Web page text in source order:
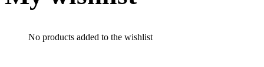
No products added to the wishlist